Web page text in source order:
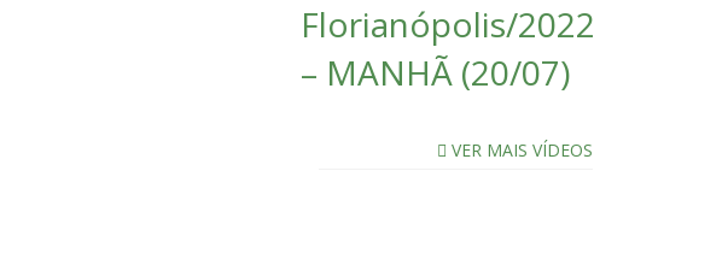
Florianópolis/2022
– MANHÃ (20/07)
VER MAIS VÍDEOS